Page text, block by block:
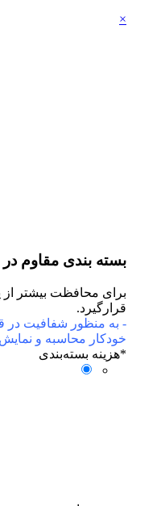
بسته بندی مقاوم در
برای محافظت بیشتر از
قرارگیرد.
- به منظور شفافیت در
خودکار محاسبه و
هزینه بسته‌بندی